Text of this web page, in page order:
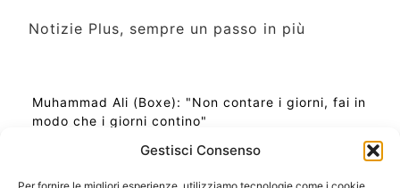
Gestisci Consenso
Notizie Plus, sempre un passo in più
Muhammad Ali (Boxe): "Non contare i giorni, fai in
modo che i giorni contino"